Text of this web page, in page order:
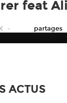
feat
partages
ACTUS